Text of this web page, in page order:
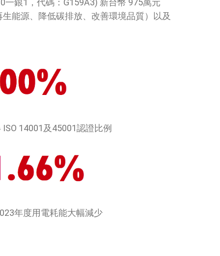
銀1，代碼：G159A3) 新台幣 975萬元
能源、降低碳排放、改善環境品質）以及
14001及45001認證比例
年度用電耗能大幅減少